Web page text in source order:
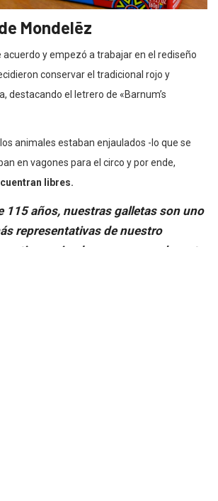
Mondelēz
acuerdo y empezó a trabajar en el rediseño
conservar el tradicional rojo y
destacando el letrero de «Barnum’s
animales estaban enjaulados -lo que se
en vagones para el circo y por ende,
libres.
115 años, nuestras galletas son uno
representativas de nuestro
siendo una marca relevante,